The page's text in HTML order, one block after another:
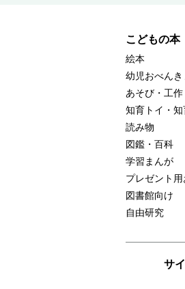
こどもの本
絵本
幼児おべんき
あそび・工作
知育トイ・
読み物
図鑑・百科
学習まんが
プレゼント
図書館向け
自由研究
サ